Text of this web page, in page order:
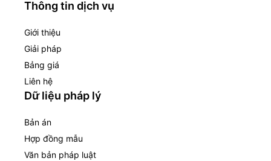
Thông tin dịch vụ
Giới thiệu
Giải pháp
Bảng giá
Liên hệ
Dữ liệu pháp lý
Bản án
Hợp đồng mẫu
Văn bản pháp luật